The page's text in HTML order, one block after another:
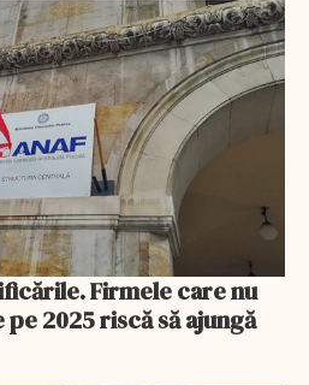
Firmele care nu
2025 riscă să ajungă